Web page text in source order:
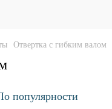
Отвертка с гибким валом
популярности